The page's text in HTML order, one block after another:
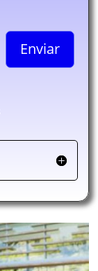
Enviar